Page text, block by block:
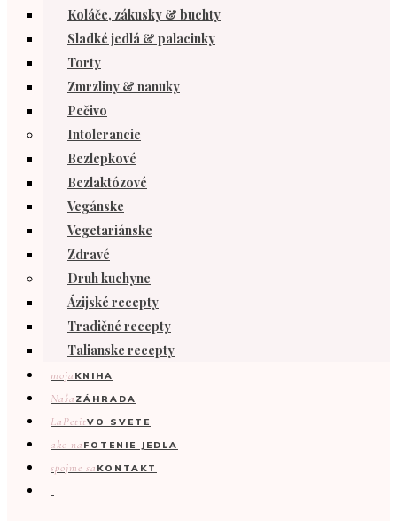
Koláče, zákusky & buchty
Sladké jedlá & palacinky
Torty
Zmrzliny & nanuky
Pečivo
Intolerancie
Bezlepkové
Bezlaktózové
Vegánske
Vegetariánske
Zdravé
Druh kuchyne
Ázijské recepty
Tradičné recepty
Talianske recepty
moja KNIHA
Naša ZÁHRADA
LaPetitVO SVETE
ako na FOTENIE JEDLA
spojme sa KONTAKT